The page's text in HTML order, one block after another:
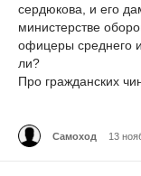
сердюкова, и его
министерстве
офицеры среднего
ли?
Про гражданских
Самоход 13